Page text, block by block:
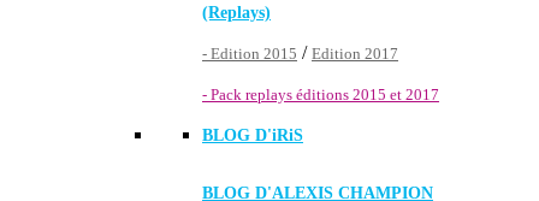
(Replays)
- Edition 2015 / Edition 2017
- Pack replays éditions 2015 et 2017
BLOG D'iRiS
BLOG D'ALEXIS CHAMPION